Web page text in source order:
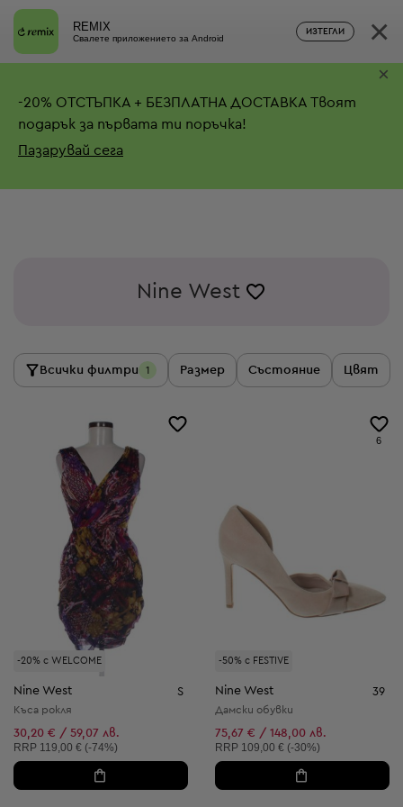
REMIX
Свалете приложението за Android
ИЗТЕГЛИ ×
-20% ОТСТЪПКА + БЕЗПЛАТНА ДОСТАВКА Твоят
подарък за първата ти поръчка!
Пазарувай сега
×
Nine West
Всички филтри 1 Размер Състояние Цвят
-20% с WELCOME
Nine West S
Къса рокля
30,20 € / 59,07 лв.
Препоръчителна цена:
RRP 119,00 € (-74%)
-50% с FESTIVE
6
Nine West 39
Дамски обувки
75,67 € / 148,00 лв.
Препоръчителна цена:
RRP 109,00 € (-30%)